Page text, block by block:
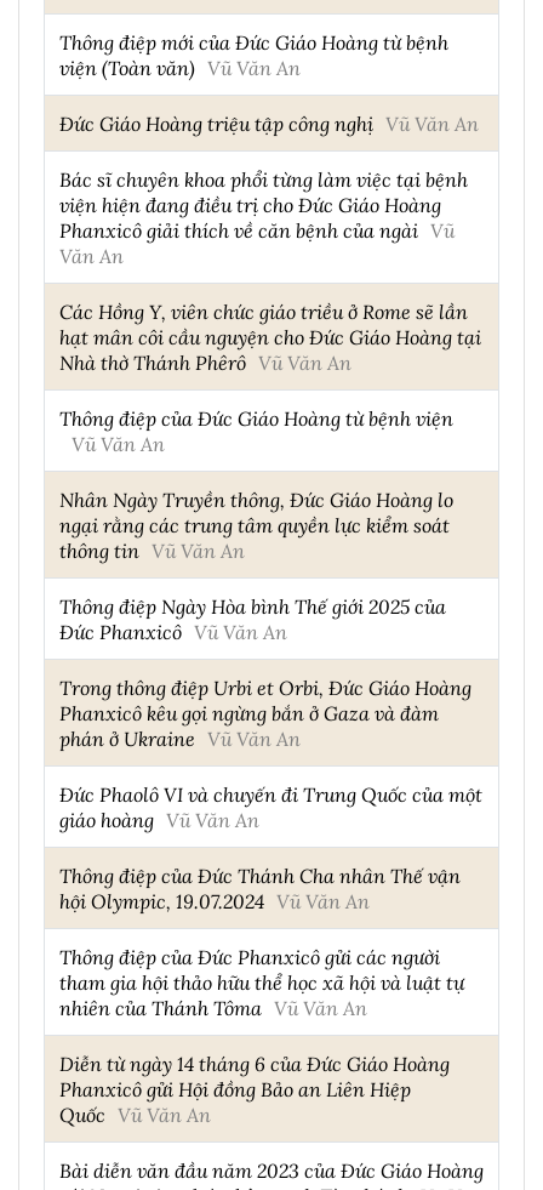
Thông điệp mới của Đức Giáo Hoàng từ bệnh
viện (Toàn văn) Vũ Văn An
Đức Giáo Hoàng triệu tập công nghị Vũ Văn An
Bác sĩ chuyên khoa phổi từng làm việc tại bệnh
viện hiện đang điều trị cho Đức Giáo Hoàng
Phanxicô giải thích về căn bệnh của ngài Vũ
Văn An
Các Hồng Y, viên chức giáo triều ở Rome sẽ lần
hạt mân côi cầu nguyện cho Đức Giáo Hoàng tại
Nhà thờ Thánh Phêrô Vũ Văn An
Thông điệp của Đức Giáo Hoàng từ bệnh viện
Vũ Văn An
Nhân Ngày Truyền thông, Đức Giáo Hoàng lo
ngại rằng các trung tâm quyền lực kiểm soát
thông tin Vũ Văn An
Thông điệp Ngày Hòa bình Thế giới 2025 của
Đức Phanxicô Vũ Văn An
Trong thông điệp Urbi et Orbi, Đức Giáo Hoàng
Phanxicô kêu gọi ngừng bắn ở Gaza và đàm
phán ở Ukraine Vũ Văn An
Đức Phaolô VI và chuyến đi Trung Quốc của một
giáo hoàng Vũ Văn An
Thông điệp của Đức Thánh Cha nhân Thế vận
hội Olympic, 19.07.2024 Vũ Văn An
Thông điệp của Đức Phanxicô gửi các người
tham gia hội thảo hữu thể học xã hội và luật tự
nhiên của Thánh Tôma Vũ Văn An
Diễn từ ngày 14 tháng 6 của Đức Giáo Hoàng
Phanxicô gửi Hội đồng Bảo an Liên Hiệp
Quốc Vũ Văn An
Bài diễn văn đầu năm 2023 của Đức Giáo Hoàng